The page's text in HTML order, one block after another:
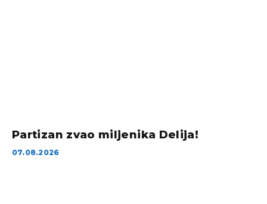
Partizan zvao miljenika Delija!
07.08.2026